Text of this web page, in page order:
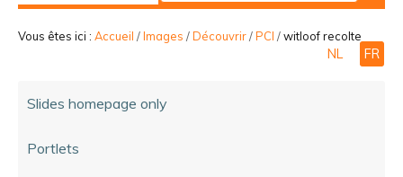
Recherche
avancée…
Vous êtes ici : Accueil /Images /Découvrir/PCI /witloof recolte
NL FR
Slides homepage only
Portlets